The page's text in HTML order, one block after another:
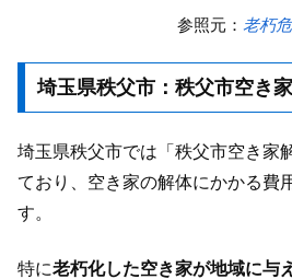
参照元： 老朽
埼玉県秩父市：秩父市空き
埼玉県秩父市では「秩父市空き家
ており、空き家の解体にかかる費
す。
特に老朽化した空き家が地域に与